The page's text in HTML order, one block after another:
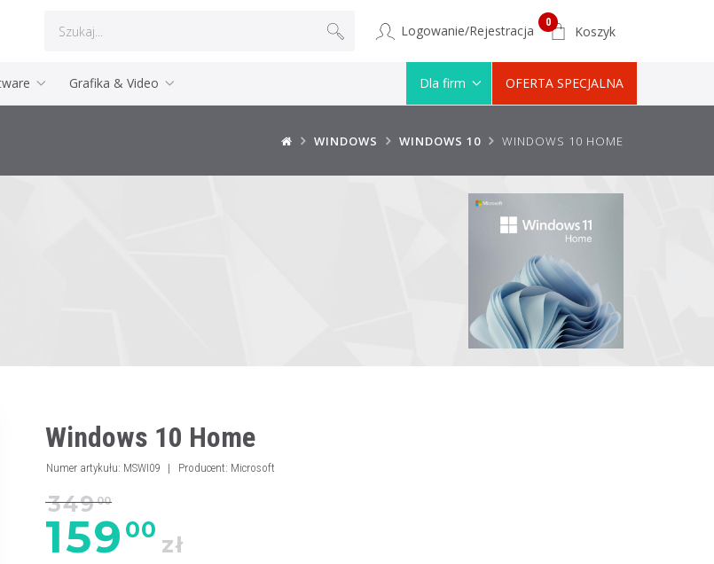
Logowanie/Rejestracja
0
Koszyk
Grafika & Video Dla firm OFERTA SPECJALNA
WINDOWS WINDOWS 10 WINDOWS 10 HOME
Windows 10 Home
Numer artykułu: MSWI09| Producent: Microsoft
34900
159 00
zł